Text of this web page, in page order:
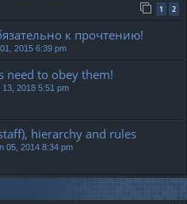
1 2
к прочтению!
2015 6:39 pm
need to obey them!
13, 2018 5:51 pm
hierarchy and rules
05, 2014 8:34 pm